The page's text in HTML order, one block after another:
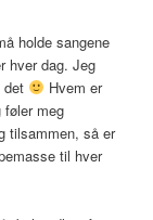
holde sangene
hver dag. Jeg
det
Hvem er
føler meg
tilsammen, så er
til hver